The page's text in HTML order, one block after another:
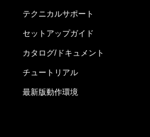
テクニカルサポート
セットアップガイド
カタログ/ドキュメント
チュートリアル
最新版動作環境